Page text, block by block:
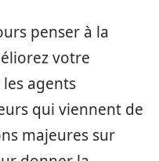
penser à la
votre
agents
qui viennent de
majeures sur